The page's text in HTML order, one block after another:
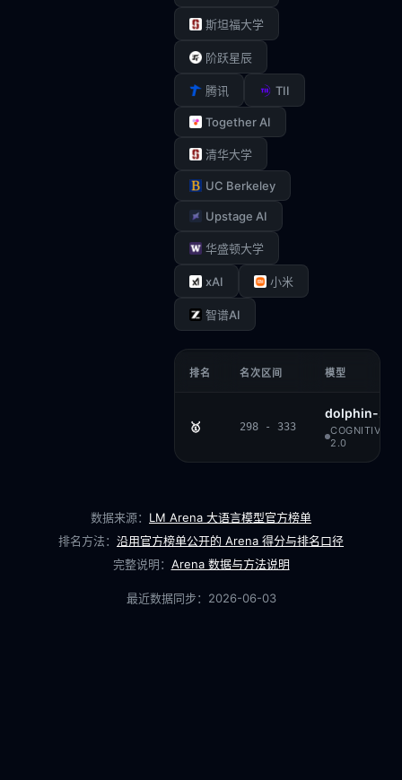
斯坦福大学
阶跃星辰
腾讯 TII
Together AI
清华大学
UC Berkeley
Upstage AI
华盛顿大学
xAI 小米
智谱AI
排名 名次区间 模型
🥇 298 - 333
dolphin-
COGNITIVE
2.0
数据来源： LM Arena 大语言模型官方榜单
排名方法： 沿用官方榜单公开的 Arena 得分与排名口径
完整说明： Arena 数据与方法说明
最近数据同步： 2026-06-03